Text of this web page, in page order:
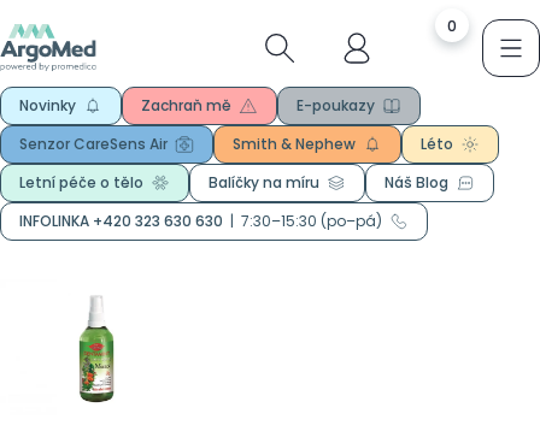
0
Novinky Zachraň mě
E-poukazy
Senzor CareSens Air
Smith & Nephew
Léto
Letní péče o tělo
Balíčky na míru
Náš Blog
INFOLINKA +420 323 630 630 | 7:30–15:30 (po–pá)